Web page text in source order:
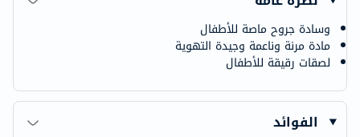
وسادة جروح ماصة للأطفال
مادة مرنة وناعمة وجيدة التهوية
لصقات رقيقة للأطفال
الفوائد